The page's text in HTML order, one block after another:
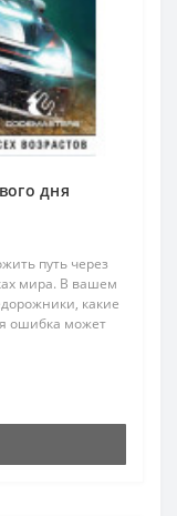
дня
путь через
мира. В вашем
какие
ошибка может